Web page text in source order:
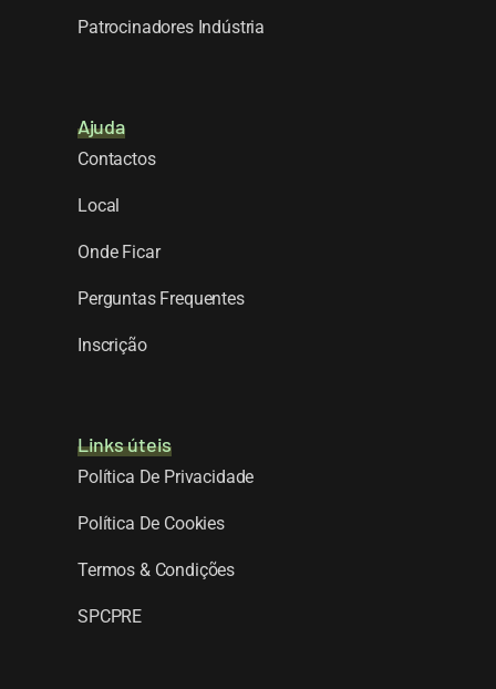
Patrocinadores Indústria
Ajuda
Contactos
Local
Onde Ficar
Perguntas Frequentes
Inscrição
Links úteis
Política De Privacidade
Política De Cookies
Termos & Condições
SPCPRE